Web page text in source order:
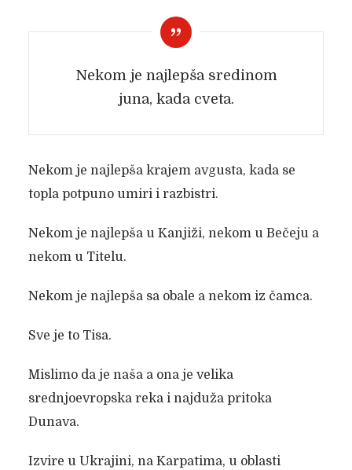
Nekom je najlepša sredinom
juna, kada cveta.
Nekom je najlepša krajem avgusta, kada se
topla potpuno umiri i razbistri.
Nekom je najlepša u Kanjiži, nekom u Bečeju a
nekom u Titelu.
Nekom je najlepša sa obale a nekom iz čamca.
Sve je to Tisa.
Mislimo da je naša a ona je velika
srednjoevropska reka i najduža pritoka
Dunava.
Izvire u Ukrajini, na Karpatima, u oblasti